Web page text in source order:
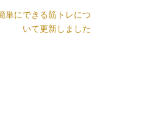
単にできる筋トレにつ
いて更新しました